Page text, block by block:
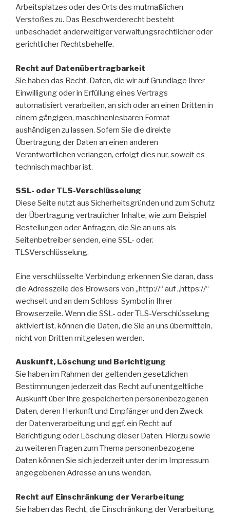
Arbeitsplatzes oder des Orts des mutmaßlichen
Verstoßes zu. Das Beschwerderecht besteht
unbeschadet anderweitiger verwaltungsrechtlicher oder
gerichtlicher Rechtsbehelfe.
Recht auf Datenübertragbarkeit
Sie haben das Recht, Daten, die wir auf Grundlage Ihrer
Einwilligung oder in Erfüllung eines Vertrags
automatisiert verarbeiten, an sich oder an einen Dritten in
einem gängigen, maschinenlesbaren Format
aushändigen zu lassen. Sofern Sie die direkte
Übertragung der Daten an einen anderen
Verantwortlichen verlangen, erfolgt dies nur, soweit es
technisch machbar ist.
SSL- oder TLS-Verschlüsselung
Diese Seite nutzt aus Sicherheitsgründen und zum Schutz
der Übertragung vertraulicher Inhalte, wie zum Beispiel
Bestellungen oder Anfragen, die Sie an uns als
Seitenbetreiber senden, eine SSL- oder.
TLSVerschlüsselung.
Eine verschlüsselte Verbindung erkennen Sie daran, dass
die Adresszeile des Browsers von „http://“ auf „https://“
wechselt und an dem Schloss-Symbol in Ihrer
Browserzeile. Wenn die SSL- oder TLS-Verschlüsselung
aktiviert ist, können die Daten, die Sie an uns übermitteln,
nicht von Dritten mitgelesen werden.
Auskunft, Löschung und Berichtigung
Sie haben im Rahmen der geltenden gesetzlichen
Bestimmungen jederzeit das Recht auf unentgeltliche
Auskunft über Ihre gespeicherten personenbezogenen
Daten, deren Herkunft und Empfänger und den Zweck
der Datenverarbeitung und ggf. ein Recht auf
Berichtigung oder Löschung dieser Daten. Hierzu sowie
zu weiteren Fragen zum Thema personenbezogene
Daten können Sie sich jederzeit unter der im Impressum
angegebenen Adresse an uns wenden.
Recht auf Einschränkung der Verarbeitung
Sie haben das Recht, die Einschränkung der Verarbeitung